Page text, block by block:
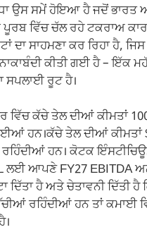
ਉਸ ਸਮੇਂ ਹੋਇਆ ਹੈ ਜਦੋਂ ਭਾਰਤ
ਪੂਰਬ ਵਿੱਚ ਚੱਲ ਰਹੇ ਟਕਰਾਅ
ਦਾ ਸਾਹਮਣਾ ਕਰ ਰਿਹਾ ਹੈ,
ਕੀਤੀ ਗਈ ਹੈ – ਇੱਕ
ਸਪਲਾਈ ਰੂਟ ਹੈ।
ਵਿੱਚ ਕੱਚੇ ਤੇਲ ਦੀਆਂ ਕੀਮਤਾਂ
ਹਨ।ਕੱਚੇ ਤੇਲ ਦੀਆਂ ਕੀਮਤਾਂ
ਹਨ। ਕੋਟਕ
ਲਈ ਆਪਣੇ FY27 EBITDA
ਦਿੱਤਾ ਹੈ ਅਤੇ ਚੇਤਾਵਨੀ ਦਿੱਤੀ
ਰਹਿੰਦੀਆਂ ਹਨ ਤਾਂ ਕਮਾਈ